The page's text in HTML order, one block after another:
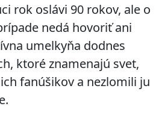
rok oslávi 90 rokov, ale o
nedá hovoriť ani
umelkyňa dodnes
ktoré znamenajú svet,
fanúšikov a nezlomili ju